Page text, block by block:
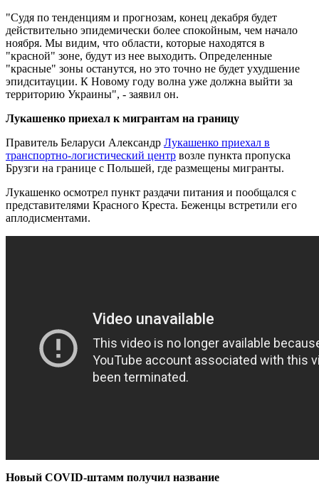
"Судя по тенденциям и прогнозам, конец декабря будет
действительно эпидемически более спокойным, чем начало
ноября. Мы видим, что области, которые находятся в
"красной" зоне, будут из нее выходить. Определенные
"красные" зоны останутся, но это точно не будет ухудшение
эпидситауции. К Новому году волна уже должна выйти за
территорию Украины", - заявил он.
Лукашенко приехал к мигрантам на границу
Правитель Беларуси Александр Лукашенко приехал в
транспортно-логистический центр возле пункта пропуска
Брузги на границе с Польшей, где размещены мигранты.
Лукашенко осмотрел пункт раздачи питания и пообщался с
представителями Красного Креста. Беженцы встретили его
аплодисментами.
Новый COVID-штамм получил название